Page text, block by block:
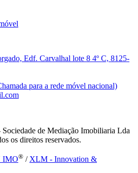
Edf. Carvalhal lote 8 4º C, 8125-
para a rede móvel nacional)
de Mediação Imobiliaria Lda
os direitos reservados.
IMO® / XLM - Innovation &